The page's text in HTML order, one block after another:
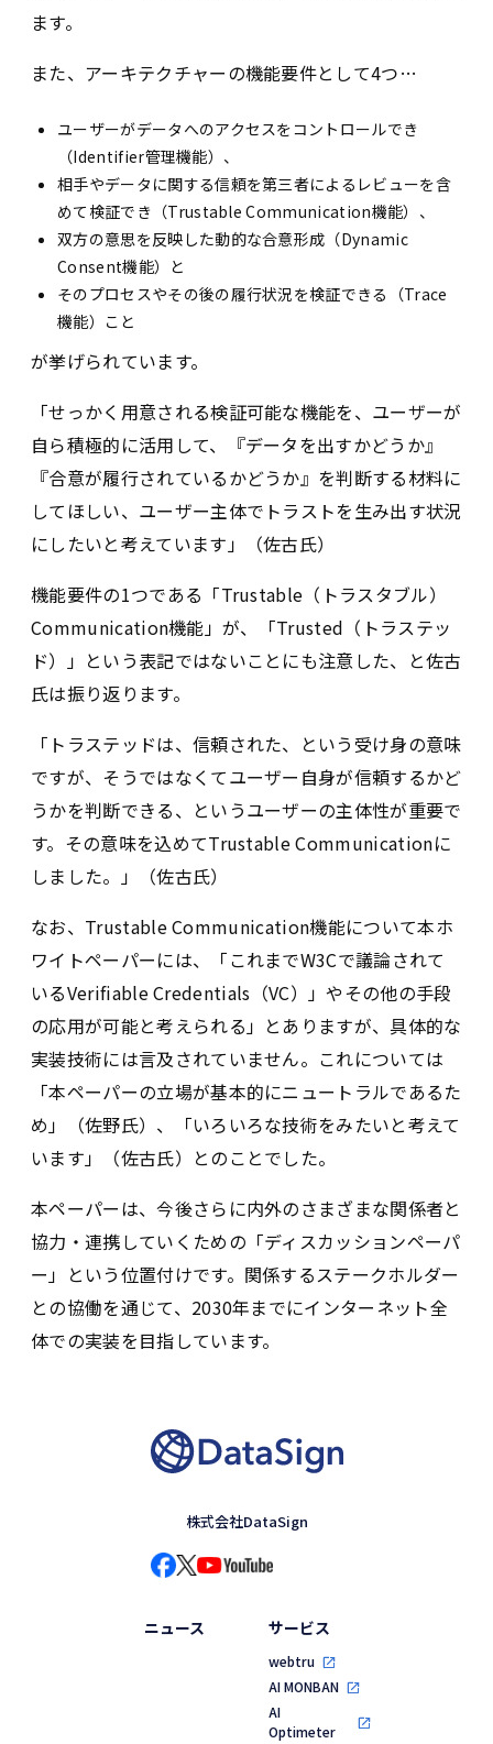
ます。
また、アーキテクチャーの機能要件として4つ…
ユーザーがデータへのアクセスをコントロールでき
（Identifier管理機能）、
相手やデータに関する信頼を第三者によるレビューを含
めて検証でき（Trustable Communication機能）、
双方の意思を反映した動的な合意形成（Dynamic
Consent機能）と
そのプロセスやその後の履行状況を検証できる（Trace
機能）こと
が挙げられています。
「せっかく用意される検証可能な機能を、ユーザーが
自ら積極的に活用して、『データを出すかどうか』
『合意が履行されているかどうか』を判断する材料に
してほしい、ユーザー主体でトラストを生み出す状況
にしたいと考えています」（佐古氏）
機能要件の1つである「Trustable（トラスタブル）
Communication機能」が、「Trusted（トラステッ
ド）」という表記ではないことにも注意した、と佐古
氏は振り返ります。
「トラステッドは、信頼された、という受け身の意味
ですが、そうではなくてユーザー自身が信頼するかど
うかを判断できる、というユーザーの主体性が重要で
す。その意味を込めてTrustable Communicationに
しました。」（佐古氏）
なお、Trustable Communication機能について本ホ
ワイトペーパーには、「これまでW3Cで議論されて
いるVerifiable Credentials（VC）」やその他の手段
の応用が可能と考えられる」とありますが、具体的な
実装技術には言及されていません。これについては
「本ペーパーの立場が基本的にニュートラルであるた
め」（佐野氏）、「いろいろな技術をみたいと考えて
います」（佐古氏）とのことでした。
本ペーパーは、今後さらに内外のさまざまな関係者と
協力・連携していくための「ディスカッションペーパ
ー」という位置付けです。関係するステークホルダー
との協働を通じて、2030年までにインターネット全
体での実装を目指しています。
株式会社DataSign
ニュース サービス
webtru
AI MONBAN
AI
Optimeter